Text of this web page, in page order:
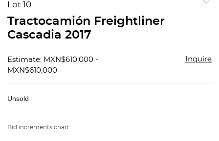
Lot 10
Tractocamión Freightliner
Cascadia 2017
Estimate: MXN$610,000 -
MXN$610,000
Inquire
Unsold
Bid increments chart